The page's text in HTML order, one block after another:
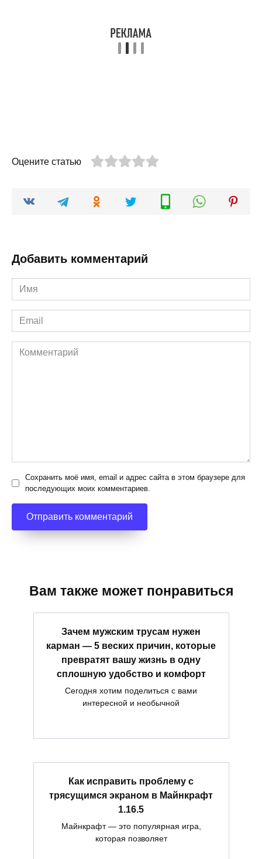
Оцените статью
Добавить комментарий
Имя
*
Email
*
Комментарий
Сохранить моё имя, email и адрес сайта в этом браузере для
последующих моих комментариев.
Вам также может понравиться
Зачем мужским трусам нужен
карман — 5 веских причин, которые
превратят вашу жизнь в одну
сплошную удобство и комфорт
Сегодня хотим поделиться с вами
интересной и необычной
Как исправить проблему с
трясущимся экраном в Майнкрафт
1.16.5
Майнкрафт — это популярная игра,
которая позволяет